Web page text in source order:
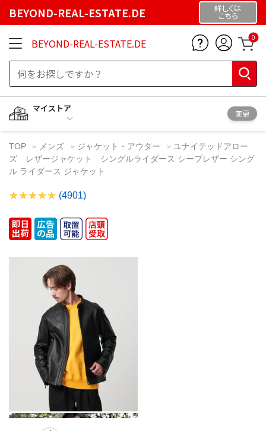
BEYOND-REAL-ESTATE.DE 詳しくは
こちら
BEYOND-REAL-ESTATE.DE 0
マイストア
変更
TOP メンズ ジャケット・アウター
ユナイテッドアロー
ズ レザージャケット シングルライダース シープレザー シング
ル ライダース ジャケット
(4901)